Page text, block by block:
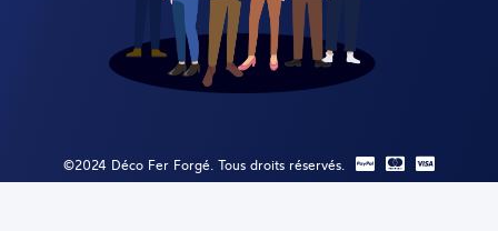
©2024 Déco Fer Forgé. Tous droits réservés.